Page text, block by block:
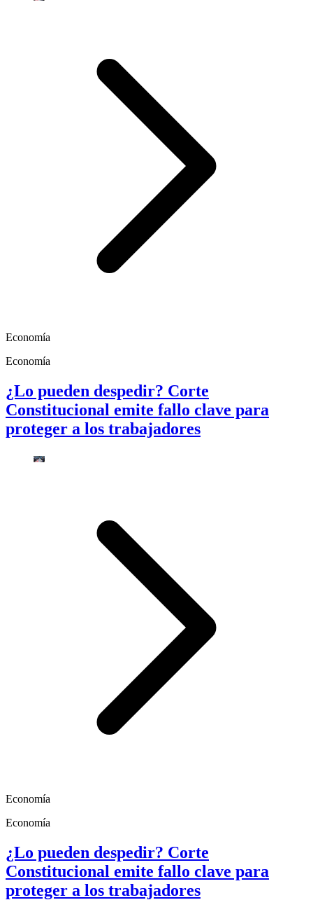
Economía
Economía
¿Lo pueden despedir? Corte
Constitucional emite fallo clave para
proteger a los trabajadores
Economía
Economía
¿Lo pueden despedir? Corte
Constitucional emite fallo clave para
proteger a los trabajadores